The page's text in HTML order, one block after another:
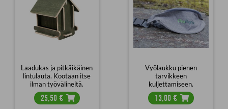
Laadukas ja pitkäikäinen
lintulauta. Kootaan itse
ilman työvälineitä.
€
25,50
Vyölaukku pienen
tarvikkeen
kuljettamiseen.
€
13,00